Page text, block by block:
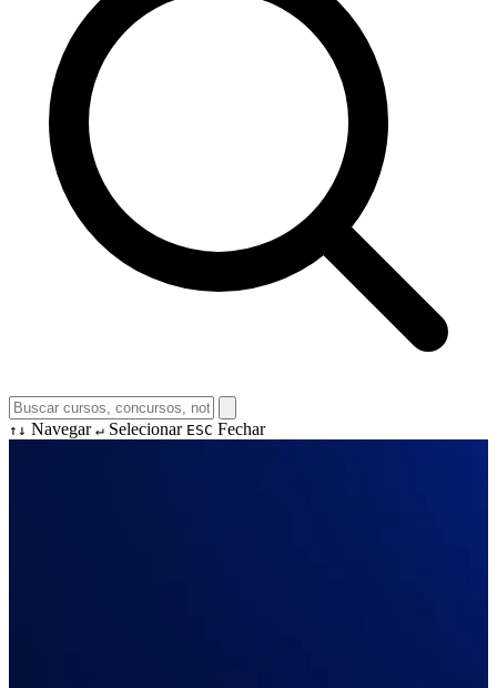
↑↓ Navegar ↵ Selecionar ESC Fechar